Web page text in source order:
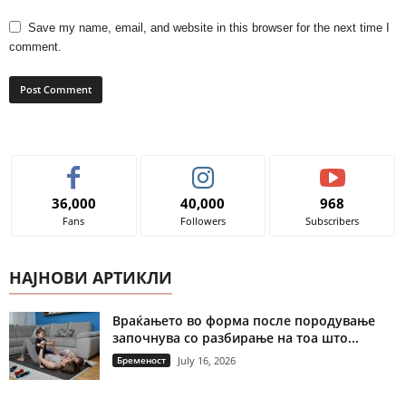
Save my name, email, and website in this browser for the next time I
comment.
36,000
Fans
40,000
Followers
968
Subscribers
НАЈНОВИ АРТИКЛИ
Враќањето во форма после породување
започнува со разбирање на тоа што...
Бременост July 16, 2026